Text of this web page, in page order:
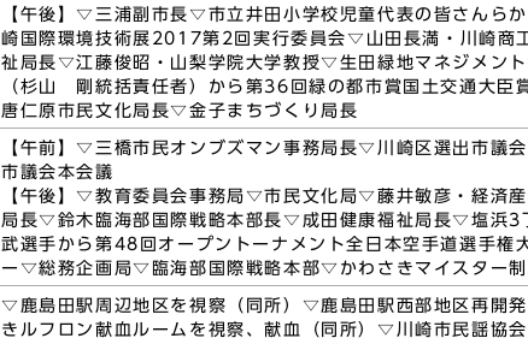
【午後】▽三浦副市長▽市立井田小学校児童代表の皆さんら
崎国際環境技術展2017第2回実行委員会▽山田長満・川崎
祉局長▽江藤俊昭・山梨学院大学教授▽生田緑地マネジメン
（杉山 剛統括責任者）から第36回緑の都市賞国土交通大
唐仁原市民文化局長▽金子まちづくり局長
【午前】▽三橋市民オンブズマン事務局長▽川崎区選出市
市議会本会議
【午後】▽教育委員会事務局▽市民文化局▽藤井敏彦・経済
局長▽鈴木臨海部国際戦略本部長▽成田健康福祉局長▽塩浜
武選手から第48回オープントーナメント全日本空手道選手
ー▽総務企画局▽臨海部国際戦略本部▽かわさきマイスター制
▽鹿島田駅周辺地区を視察（同所）▽鹿島田駅西部地区再開
きルフロン献血ルームを視察、献血（同所）▽川崎市民謡